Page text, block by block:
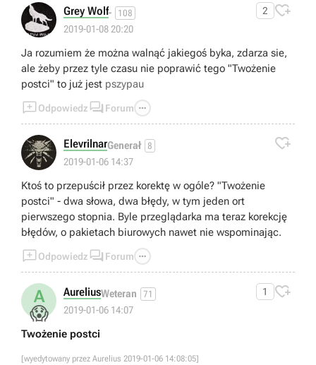
Grey Wolf- 108
2019-01-08 20:20
2 
Ja rozumiem że można walnąć jakiegoś byka, zdarza sie,
ale żeby przez tyle czasu nie poprawić tego "Twożenie
postci" to już jest pszypau
Odpowiedz  Forum 
ElevrilnarGenerał 8
2019-01-06 14:37

Ktoś to przepuścił przez korektę w ogóle? "Twożenie
postci" - dwa słowa, dwa błędy, w tym jeden ort
pierwszego stopnia. Byle przeglądarka ma teraz korekcję
błędów, o pakietach biurowych nawet nie wspominając.
Odpowiedz  Forum 
A
😱
AureliusWeteran 71
2019-01-06 14:07
1 
Twożenie postci
[wyedytowany przez Aurelius 2019-01-06 14:08:05]